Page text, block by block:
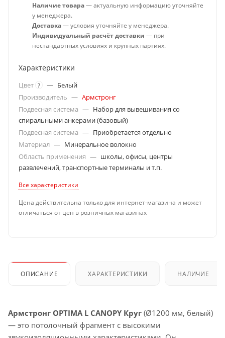
Наличие товара— актуальную информацию уточняйте
у менеджера.
Доставка— условия уточняйте у менеджера.
Индивидуальный расчёт доставки — при
нестандартных условиях и крупных партиях.
Характеристики
Цвет ? — Белый
Производитель — Армстронг
Подвесная система — Набор для вывешивания со
спиральными анкерами (базовый)
Подвесная система — Приобретается отдельно
Материал — Минеральное волокно
Область применения — школы, офисы, центры
развлечений, транспортные терминалы и т.п.
Все характеристики
Цена действительна только для интернет-магазина и может
отличаться от цен в розничных магазинах
ОПИСАНИЕ ХАРАКТЕРИСТИКИ НАЛИЧИЕ
Армстронг OPTIMA L CANOPY Круг (Ø1200 мм, белый)
— это потолочный фрагмент с высокими